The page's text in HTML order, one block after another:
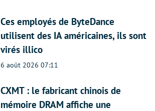
Ces employés de ByteDance
utilisent des IA américaines, ils sont
virés illico
6 août 2026 07:11
CXMT : le fabricant chinois de
mémoire DRAM affiche une